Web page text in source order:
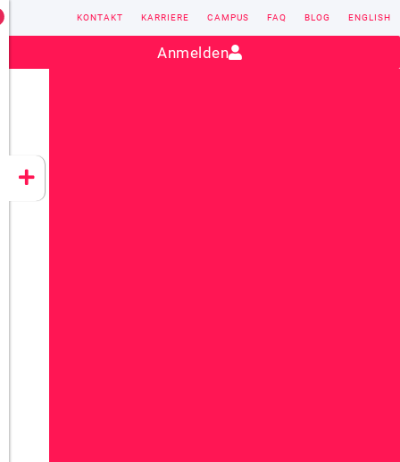
CONZEPT 16
YEET
Kontakt:sales@vectorsoft.de
KONTAKT KARRIERE CAMPUS FAQ BLOG ENGLISH
Anmelden